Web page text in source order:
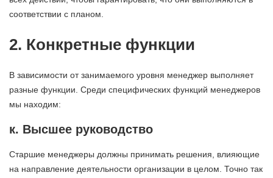
соответствии с планом.
2. Конкретные функции
В зависимости от занимаемого уровня менеджер выполняет
разные функции. Среди специфических функций менеджеров
мы находим:
к. Высшее руководство
Старшие менеджеры должны принимать решения, влияющие
на направление деятельности организации в целом. Точно так